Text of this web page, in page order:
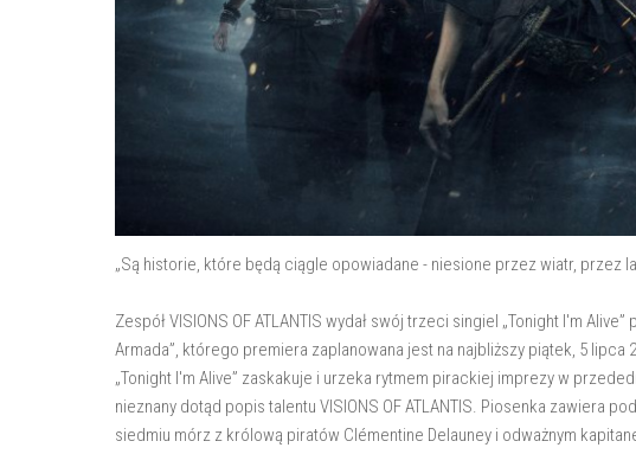
„Są historie, które będą ciągle opowiadane - niesione przez wiatr, przez
Zespół VISIONS OF ATLANTIS wydał swój trzeci singiel „Tonight I'm
Armada”, którego premiera zaplanowana jest na najbliższy piątek, 5
„Tonight I'm Alive” zaskakuje i urzeka rytmem pirackiej imprezy w
nieznany dotąd popis talentu VISIONS OF ATLANTIS. Piosenka zawiera
siedmiu mórz z królową piratów Clémentine Delauney i odważnym